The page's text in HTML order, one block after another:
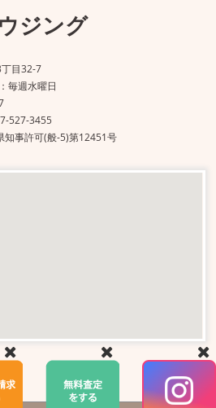
ジング
目32-7
毎週水曜日
527-3455
事許可(般-5)第12451号